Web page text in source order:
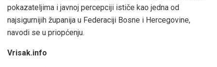
pokazateljima i javnoj percepciji ističe kao jedna od
najsigurnijih županija u Federaciji Bosne i Hercegovine,
navodi se u priopćenju.
Vrisak.info